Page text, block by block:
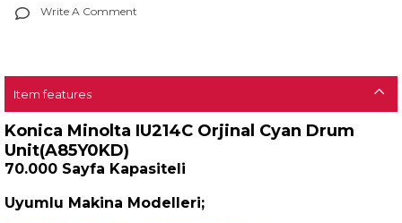
Write A Comment
Item features
Konica Minolta IU214C Orjinal Cyan Drum
Unit(A85Y0KD)
70.000 Sayfa Kapasiteli
Uyumlu Makina Modelleri;